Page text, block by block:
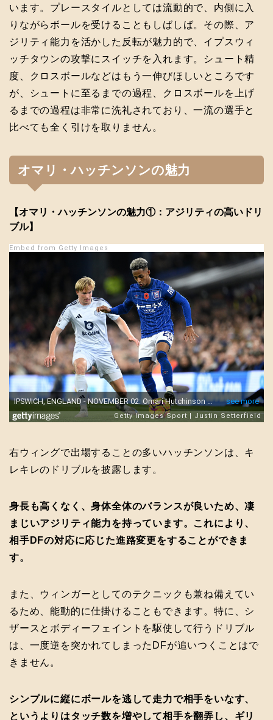
います。プレースタイルとしては流動的で、内側に入
りながらボールを受けることもしばしば。その際、ア
ジリティ能力を活かした反転が魅力的で、イプスウィ
ッチタウンの攻撃にスイッチを入れます。シュート精
度、クロスボールなどはもう一伸びほしいところです
が、シュートに至るまでの過程、クロスボールを上げ
るまでの過程は非常に洗礼されており、一流の選手と
比べても全く引けを取りません。
オマリ・ハッチンソンの魅力
【オマリ・ハッチンソンの魅力①：アジリティの高いドリ
ブル】
Embed from Getty Images
右ウィングで出場することの多いハッチンソンは、キ
レキレのドリブルを披露します。
身長も高くなく、身体全体のバランスが良いため、凄
まじいアジリティ能力を持っています。これにより、
相手DFの対応に応じた進路変更をすることができま
す。
また、ウィンガーとしてのテクニックも兼ね備えてい
るため、能動的に仕掛けることもできます。特に、シ
ザースとボディーフェイントを駆使して行うドリブル
は、一度逆を突かれてしまったDFが追いつくことはで
きません。
シンプルに縦にボールを逃して走力で相手をいなす、
というよりはタッチ数を増やして相手を翻弄し、ギリ